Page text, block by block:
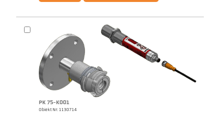
Zrealizowane zlecenia CellaCombustion
Raport techniczny Optical temperature
measurement in combustion plants
PK 75-K001
Obiekt Nr: 1130714
Broszura CellaTemp PK PKF PKL